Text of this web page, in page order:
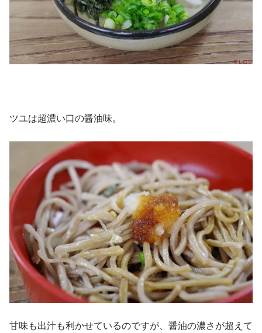
ツユは超濃い口の醤油味。
甘味も出汁も利かせているのですが、醤油の濃さが超えて